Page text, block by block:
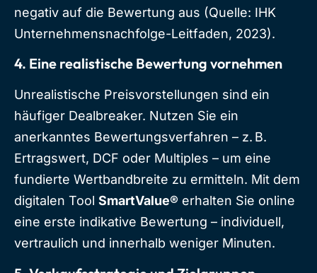
negativ auf die Bewertung aus (Quelle: IHK
Unternehmensnachfolge-Leitfaden, 2023).
4. Eine realistische Bewertung vornehmen
Unrealistische Preisvorstellungen sind ein
häufiger Dealbreaker. Nutzen Sie ein
anerkanntes Bewertungsverfahren – z. B.
Ertragswert, DCF oder Multiples – um eine
fundierte Wertbandbreite zu ermitteln. Mit dem
digitalen Tool SmartValue® erhalten Sie online
eine erste indikative Bewertung – individuell,
vertraulich und innerhalb weniger Minuten.